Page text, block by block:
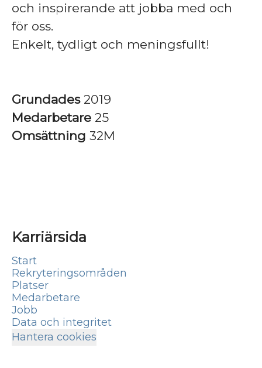
och inspirerande att jobba med och
för oss.
Enkelt, tydligt och meningsfullt!
Grundades 2019
Medarbetare 25
Omsättning 32M
Karriärsida
Start
Rekryteringsområden
Platser
Medarbetare
Jobb
Data och integritet
Hantera cookies